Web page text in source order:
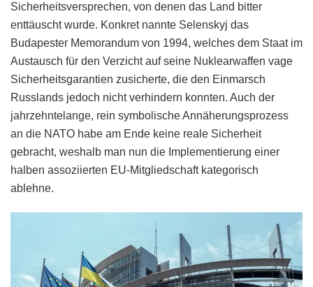
Sicherheitsversprechen, von denen das Land bitter
enttäuscht wurde. Konkret nannte Selenskyj das
Budapester Memorandum von 1994, welches dem Staat im
Austausch für den Verzicht auf seine Nuklearwaffen vage
Sicherheitsgarantien zusicherte, die den Einmarsch
Russlands jedoch nicht verhindern konnten. Auch der
jahrzehntelange, rein symbolische Annäherungsprozess
an die NATO habe am Ende keine reale Sicherheit
gebracht, weshalb man nun die Implementierung einer
halben assoziierten EU-Mitgliedschaft kategorisch
ablehne.